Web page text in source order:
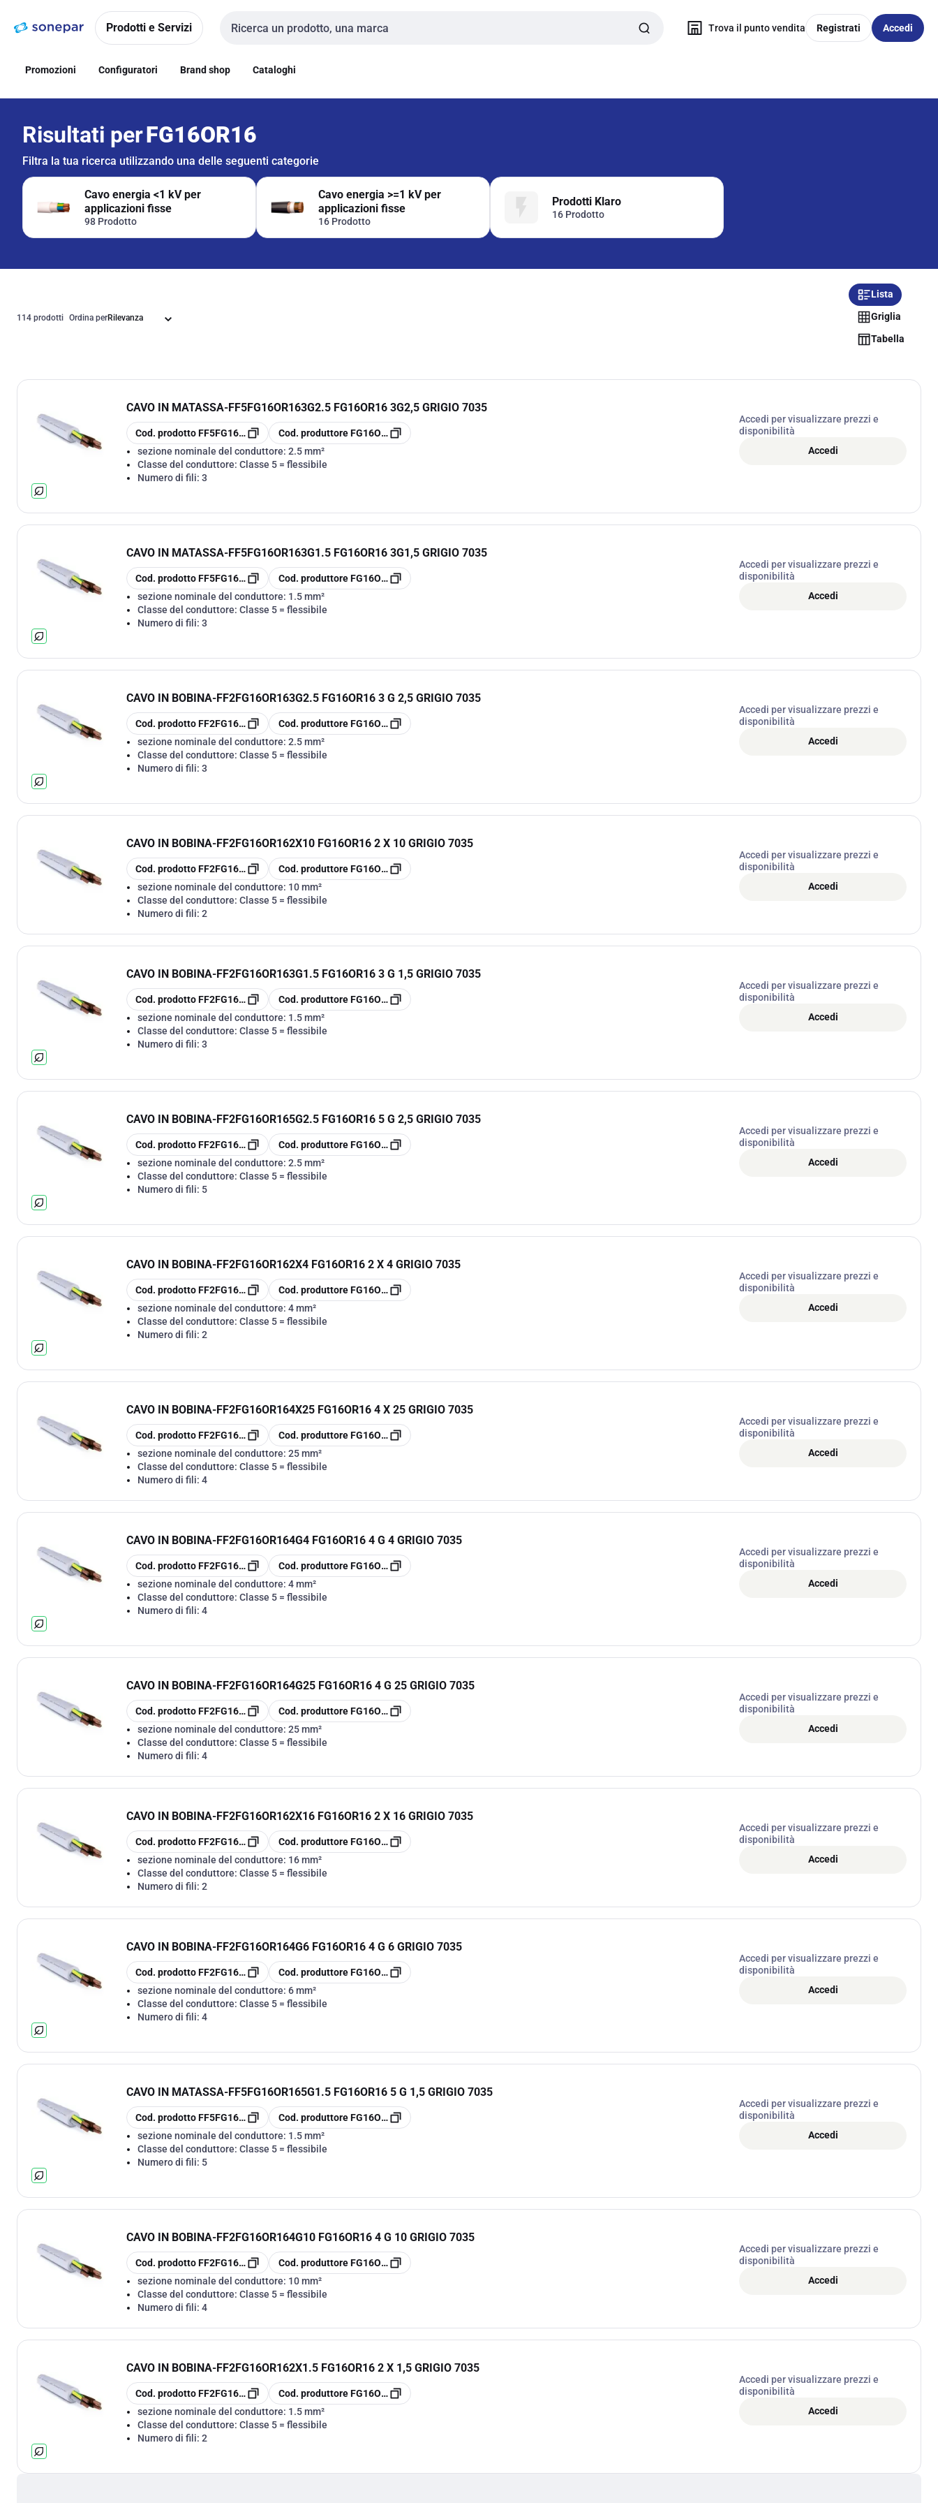
navigazionealla
Prodotti e Servizi
Cerca input
Trova il punto vendita Registrati Accedi
Promozioni Configuratori Brand shop Cataloghi
Risultati perFG16OR16
Filtra la tua ricerca utilizzando una delle seguenti categorie
Cavo energia <1 kV per
applicazioni fisse
98 Prodotto
Cavo energia >=1 kV per
applicazioni fisse
16 Prodotto
Prodotti Klaro
16 Prodotto
114 prodotti Ordina per
Lista
Griglia
Tabella
CAVO IN MATASSA-FF5FG16OR163G2.5 FG16OR16 3G2,5 GRIGIO 7035
copia
Cod. prodottoFF5FG16OR163G2.5
copia
Cod. produttore FG16OR163G2.5
sezione nominale del conduttore: 2.5 mm²
Classe del conduttore: Classe 5 = flessibile
Numero di fili: 3
Accedi per visualizzare prezzi e
disponibilità
Accedi
CAVO IN MATASSA-FF5FG16OR163G1.5 FG16OR16 3G1,5 GRIGIO 7035
copia
Cod. prodottoFF5FG16OR163G1.5
copia
Cod. produttore FG16OR163G1.5
sezione nominale del conduttore: 1.5 mm²
Classe del conduttore: Classe 5 = flessibile
Numero di fili: 3
Accedi per visualizzare prezzi e
disponibilità
Accedi
CAVO IN BOBINA-FF2FG16OR163G2.5 FG16OR16 3 G 2,5 GRIGIO 7035
copia
Cod. prodottoFF2FG16OR163G2.5
copia
Cod. produttore FG16OR163G2.5
sezione nominale del conduttore: 2.5 mm²
Classe del conduttore: Classe 5 = flessibile
Numero di fili: 3
Accedi per visualizzare prezzi e
disponibilità
Accedi
CAVO IN BOBINA-FF2FG16OR162X10 FG16OR16 2 X 10 GRIGIO 7035
copia
Cod. prodottoFF2FG16OR162X10
copia
Cod. produttore FG16OR162X10
sezione nominale del conduttore: 10 mm²
Classe del conduttore: Classe 5 = flessibile
Numero di fili: 2
Accedi per visualizzare prezzi e
disponibilità
Accedi
CAVO IN BOBINA-FF2FG16OR163G1.5 FG16OR16 3 G 1,5 GRIGIO 7035
copia
Cod. prodottoFF2FG16OR163G1.5
copia
Cod. produttore FG16OR163G1.5
sezione nominale del conduttore: 1.5 mm²
Classe del conduttore: Classe 5 = flessibile
Numero di fili: 3
Accedi per visualizzare prezzi e
disponibilità
Accedi
CAVO IN BOBINA-FF2FG16OR165G2.5 FG16OR16 5 G 2,5 GRIGIO 7035
copia
Cod. prodottoFF2FG16OR165G2.5
copia
Cod. produttore FG16OR165G2.5
sezione nominale del conduttore: 2.5 mm²
Classe del conduttore: Classe 5 = flessibile
Numero di fili: 5
Accedi per visualizzare prezzi e
disponibilità
Accedi
CAVO IN BOBINA-FF2FG16OR162X4 FG16OR16 2 X 4 GRIGIO 7035
copia
Cod. prodottoFF2FG16OR162X4copia
Cod. produttore FG16OR162X4
sezione nominale del conduttore: 4 mm²
Classe del conduttore: Classe 5 = flessibile
Numero di fili: 2
Accedi per visualizzare prezzi e
disponibilità
Accedi
CAVO IN BOBINA-FF2FG16OR164X25 FG16OR16 4 X 25 GRIGIO 7035
copia
Cod. prodottoFF2FG16OR164X25
copia
Cod. produttore FG16OR164X25
sezione nominale del conduttore: 25 mm²
Classe del conduttore: Classe 5 = flessibile
Numero di fili: 4
Accedi per visualizzare prezzi e
disponibilità
Accedi
CAVO IN BOBINA-FF2FG16OR164G4 FG16OR16 4 G 4 GRIGIO 7035
copia
Cod. prodottoFF2FG16OR164G4copia
Cod. produttore FG16OR164G4
sezione nominale del conduttore: 4 mm²
Classe del conduttore: Classe 5 = flessibile
Numero di fili: 4
Accedi per visualizzare prezzi e
disponibilità
Accedi
CAVO IN BOBINA-FF2FG16OR164G25 FG16OR16 4 G 25 GRIGIO 7035
copia
Cod. prodottoFF2FG16OR164G25
copia
Cod. produttore FG16OR164G25
sezione nominale del conduttore: 25 mm²
Classe del conduttore: Classe 5 = flessibile
Numero di fili: 4
Accedi per visualizzare prezzi e
disponibilità
Accedi
CAVO IN BOBINA-FF2FG16OR162X16 FG16OR16 2 X 16 GRIGIO 7035
copia
Cod. prodottoFF2FG16OR162X16
copia
Cod. produttore FG16OR162X16
sezione nominale del conduttore: 16 mm²
Classe del conduttore: Classe 5 = flessibile
Numero di fili: 2
Accedi per visualizzare prezzi e
disponibilità
Accedi
CAVO IN BOBINA-FF2FG16OR164G6 FG16OR16 4 G 6 GRIGIO 7035
copia
Cod. prodottoFF2FG16OR164G6copia
Cod. produttore FG16OR164G6
sezione nominale del conduttore: 6 mm²
Classe del conduttore: Classe 5 = flessibile
Numero di fili: 4
Accedi per visualizzare prezzi e
disponibilità
Accedi
CAVO IN MATASSA-FF5FG16OR165G1.5 FG16OR16 5 G 1,5 GRIGIO 7035
copia
Cod. prodottoFF5FG16OR165G1.5
copia
Cod. produttore FG16OR165G1.5
sezione nominale del conduttore: 1.5 mm²
Classe del conduttore: Classe 5 = flessibile
Numero di fili: 5
Accedi per visualizzare prezzi e
disponibilità
Accedi
CAVO IN BOBINA-FF2FG16OR164G10 FG16OR16 4 G 10 GRIGIO 7035
copia
Cod. prodottoFF2FG16OR164G10
copia
Cod. produttore FG16OR164G10
sezione nominale del conduttore: 10 mm²
Classe del conduttore: Classe 5 = flessibile
Numero di fili: 4
Accedi per visualizzare prezzi e
disponibilità
Accedi
CAVO IN BOBINA-FF2FG16OR162X1.5 FG16OR16 2 X 1,5 GRIGIO 7035
copia
Cod. prodottoFF2FG16OR162X1.5
copia
Cod. produttore FG16OR162X1.5
sezione nominale del conduttore: 1.5 mm²
Classe del conduttore: Classe 5 = flessibile
Numero di fili: 2
Accedi per visualizzare prezzi e
disponibilità
Accedi